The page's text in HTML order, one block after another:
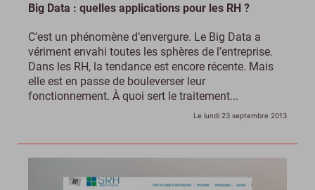
Big Data : quelles applications pour les RH ?
C’est un phénomène d’envergure. Le Big Data a
vériment envahi toutes les sphères de l’entreprise.
Dans les RH, la tendance est encore récente. Mais
elle est en passe de bouleverser leur
fonctionnement. À quoi sert le traitement...
Le lundi 23 septembre 2013